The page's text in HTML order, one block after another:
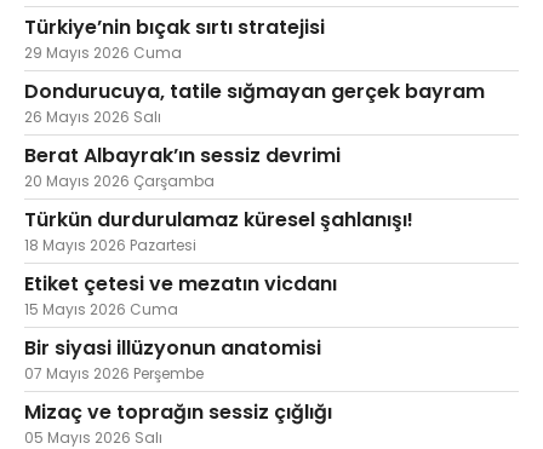
Türkiye’nin bıçak sırtı stratejisi
29 Mayıs 2026 Cuma
Dondurucuya, tatile sığmayan gerçek bayram
26 Mayıs 2026 Salı
Berat Albayrak’ın sessiz devrimi
20 Mayıs 2026 Çarşamba
Türkün durdurulamaz küresel şahlanışı!
18 Mayıs 2026 Pazartesi
Etiket çetesi ve mezatın vicdanı
15 Mayıs 2026 Cuma
Bir siyasi illüzyonun anatomisi
07 Mayıs 2026 Perşembe
Mizaç ve toprağın sessiz çığlığı
05 Mayıs 2026 Salı